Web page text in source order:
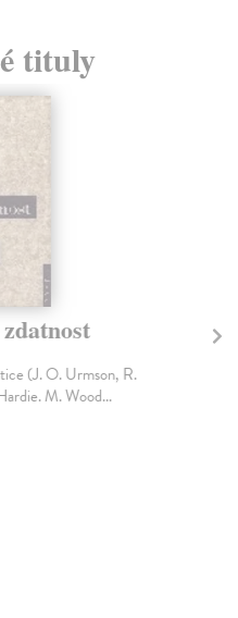
tituly
(J. O. Urmson, R.
M. Wood...